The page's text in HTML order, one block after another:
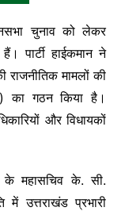
चुनाव को लेकर
पार्टी हाईकमान ने
राजनीतिक मामलों की
का गठन किया है।
और विधायकों
के महासचिव के. सी.
में उत्तराखंड प्रभारी